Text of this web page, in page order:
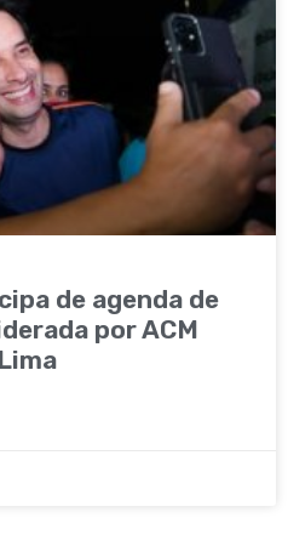
de agenda de
por ACM